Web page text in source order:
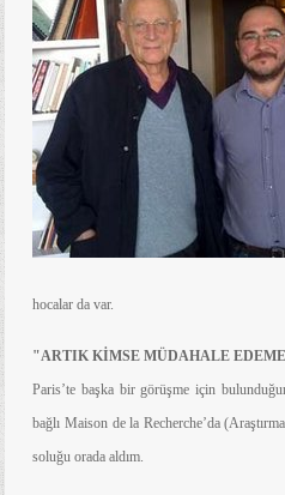
hocalar da var.
"ARTIK KİMSE MÜDAHALE
Paris’te başka bir görüşme için
bağlı Maison de la Recherche’da
soluğu orada aldım.